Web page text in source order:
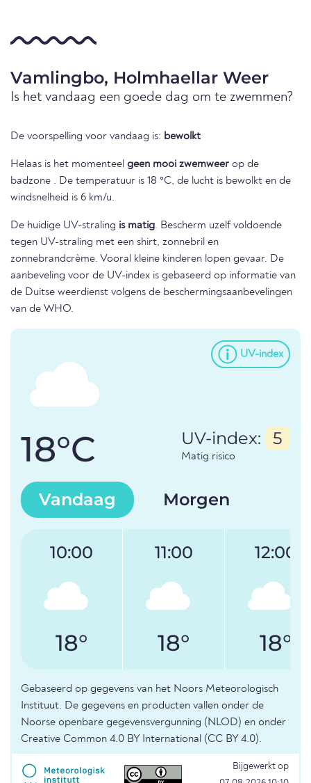
Vamlingbo, Holmhaellar Weer
Is het vandaag een goede dag om te zwemmen?
De voorspelling voor vandaag is: bewolkt
Helaas is het momenteel geen mooi zwemweer op de
badzone . De temperatuur is 18 °C, de lucht is bewolkt en de
windsnelheid is 6 km/u.
De huidige UV-straling is matig. Bescherm uzelf voldoende
tegen UV-straling met een shirt, zonnebril en
zonnebrandcrème. Vooral kleine kinderen lopen gevaar. De
aanbeveling voor de UV-index is gebaseerd op informatie van
de Duitse weerdienst volgens de beschermingsaanbevelingen
van de WHO.
UV-index
18°C UV-index: 5
Matig risico
Vandaag Morgen
10:00
18°
11:00
18°
12:00
18°
Gebaseerd op gegevens van het Noors Meteorologisch
Instituut. De gegevens en producten vallen onder de
Noorse openbare gegevensvergunning (NLOD) en onder
Creative Common 4.0 BY International (CC BY 4.0).
Bijgewerkt op